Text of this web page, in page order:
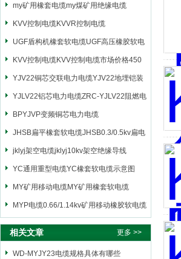
my矿用橡套电缆my煤矿用绝缘电缆
KVV控制电缆KVVR控制电缆
UGF盾构机橡套软电缆UGF高压橡胶软电
缆
KVV控制电缆KVV控制电缆市场价格450
YJV22铜芯交联电力电缆YJV22地埋铠装
电源电缆
YJLV22铝芯电力电缆ZRC-YJLV22阻燃电
力电缆
BPYJVP变频铜芯电力电缆
JHSB扁平橡套软电缆JHSB0.3/0.5kv扁电
缆
jklyj架空电缆jklyj10kv架空绝缘导线
YC通用重型电缆YC橡套软电缆示意图
MY矿用移动电缆MY矿用橡套软电缆
MYP电缆0.66/1.14kv矿用移动橡胶软电缆
相关文章 更多 >>
WD-MYJY23电缆规格具体有哪些